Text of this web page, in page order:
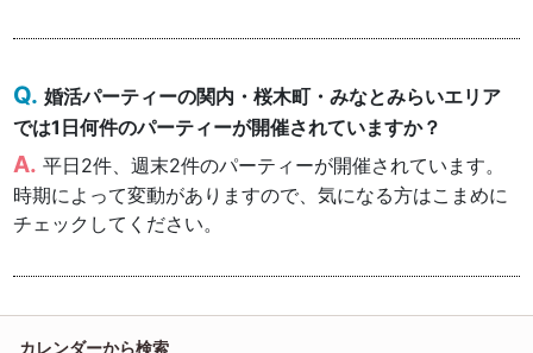
婚活パーティーの関内・桜木町・みなとみらいエリア
では1日何件のパーティーが開催されていますか？
平日2件、週末2件のパーティーが開催されています。
時期によって変動がありますので、気になる方はこまめに
チェックしてください。
カレンダーから検索